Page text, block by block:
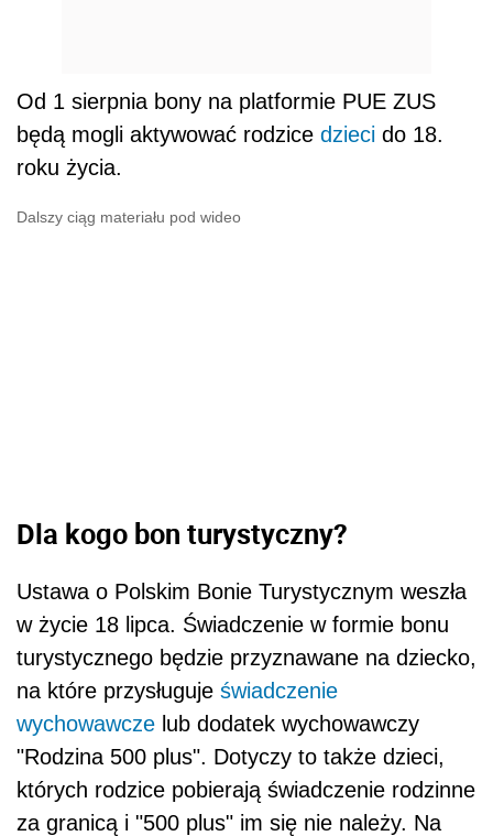
Od 1 sierpnia bony na platformie PUE ZUS
będą mogli aktywować rodzice dzieci do 18.
roku życia.
Dalszy ciąg materiału pod wideo
Dla kogo bon turystyczny?
Ustawa o Polskim Bonie Turystycznym weszła
w życie 18 lipca. Świadczenie w formie bonu
turystycznego będzie przyznawane na dziecko,
na które przysługuje świadczenie
wychowawcze lub dodatek wychowawczy
"Rodzina 500 plus". Dotyczy to także dzieci,
których rodzice pobierają świadczenie rodzinne
za granicą i "500 plus" im się nie należy. Na